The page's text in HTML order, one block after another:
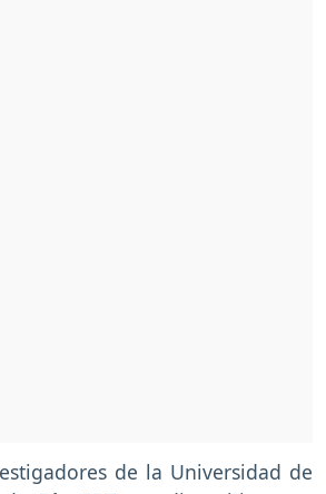
de la Universidad de